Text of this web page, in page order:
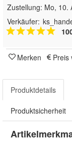
Zustellung: Mo, 10.
Verkäufer:
Merken Preis
Produktdetails
Produktsicherheit